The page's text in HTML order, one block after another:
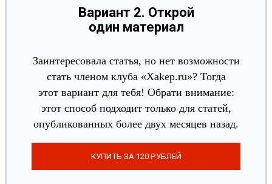
Вариант 2. Открой
один материал
Заинтересовала статья, но нет возможности
стать членом клуба «Xakep.ru»? Тогда
этот вариант для тебя! Обрати внимание:
этот способ подходит только для статей,
опубликованных более двух месяцев назад.